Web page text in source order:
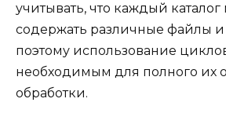
учитывать, что каждый
содержать различные файлы и
поэтому использование
необходимым для полного их
обработки.